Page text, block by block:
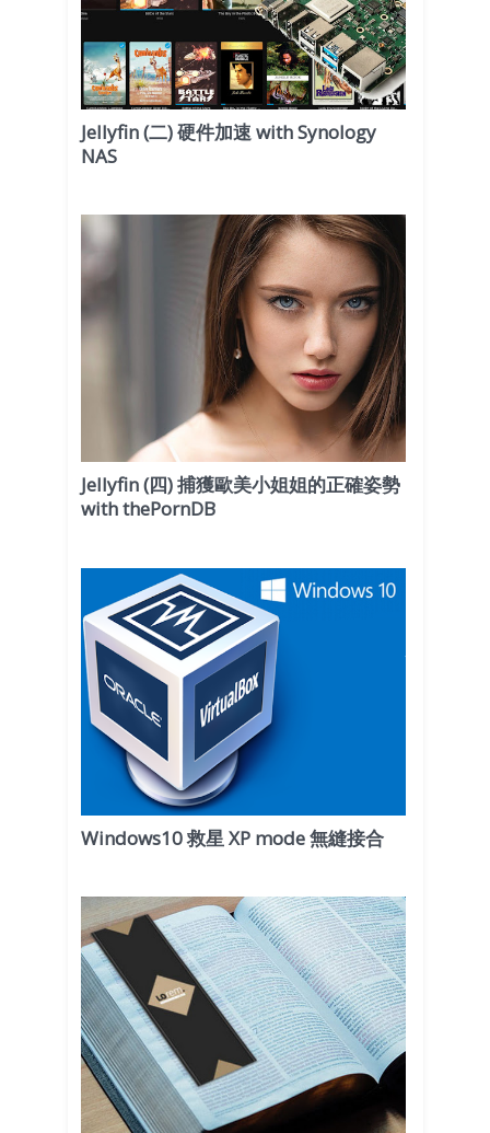
Jellyfin (二) 硬件加速 with Synology
NAS
Jellyfin (四) 捕獲歐美小姐姐的正確姿勢
with thePornDB
Windows10 救星 XP mode 無縫接合